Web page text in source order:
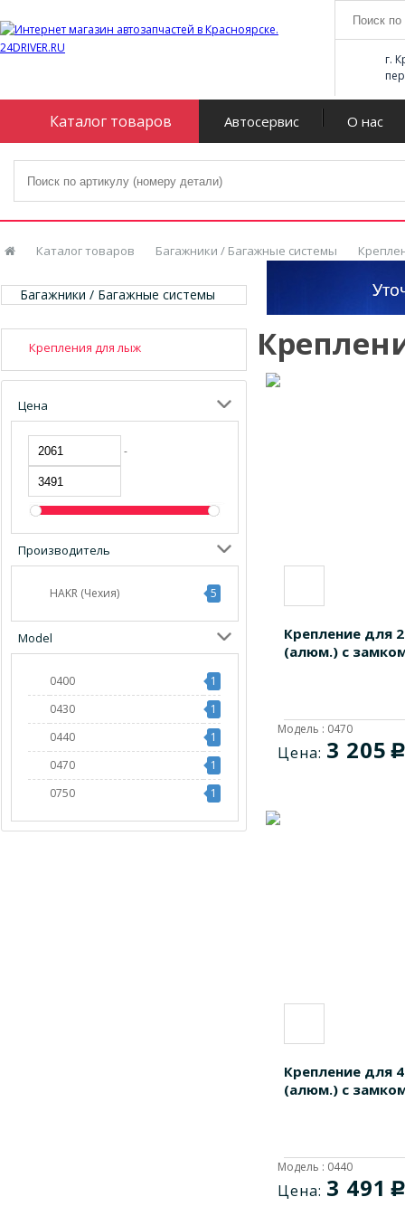
г.
Каталог товаров Автосервис О нас
Каталог товаров Багажники / Багажные системы
Багажники / Багажные системы
Крепления для лыж
Цена
-
Производитель
HAKR (Чехия) 5
Model
0400
1
0430
1
0440
1
0470
1
0750
1
Крепление для
(алюм.) с
Цена: 3 205
Модель : 0470
Крепление для
(алюм.) с
Цена: 3 491
Модель : 0440